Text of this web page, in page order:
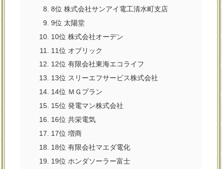
8位 株式会社サンアイ電工清水町支店
9位 太陽堂
10位 株式会社オーデン
11位 オブリック
12位 有限会社東海エコライフ
13位 スリーエフサービス株式会社
14位 ＭＧプラン
15位 発電マン株式会社
16位 共栄電気
17位 増商
18位 有限会社マエダ電化
19位 ホンダソーラー富士